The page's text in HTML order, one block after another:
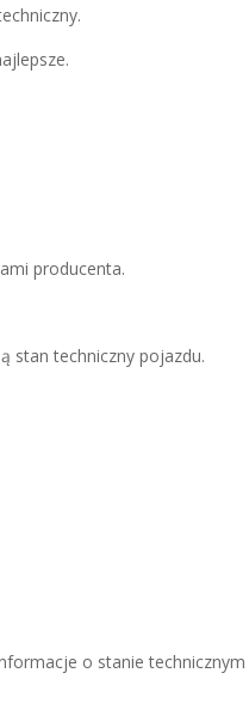
producenta.
stan techniczny pojazdu.
o stanie technicznym